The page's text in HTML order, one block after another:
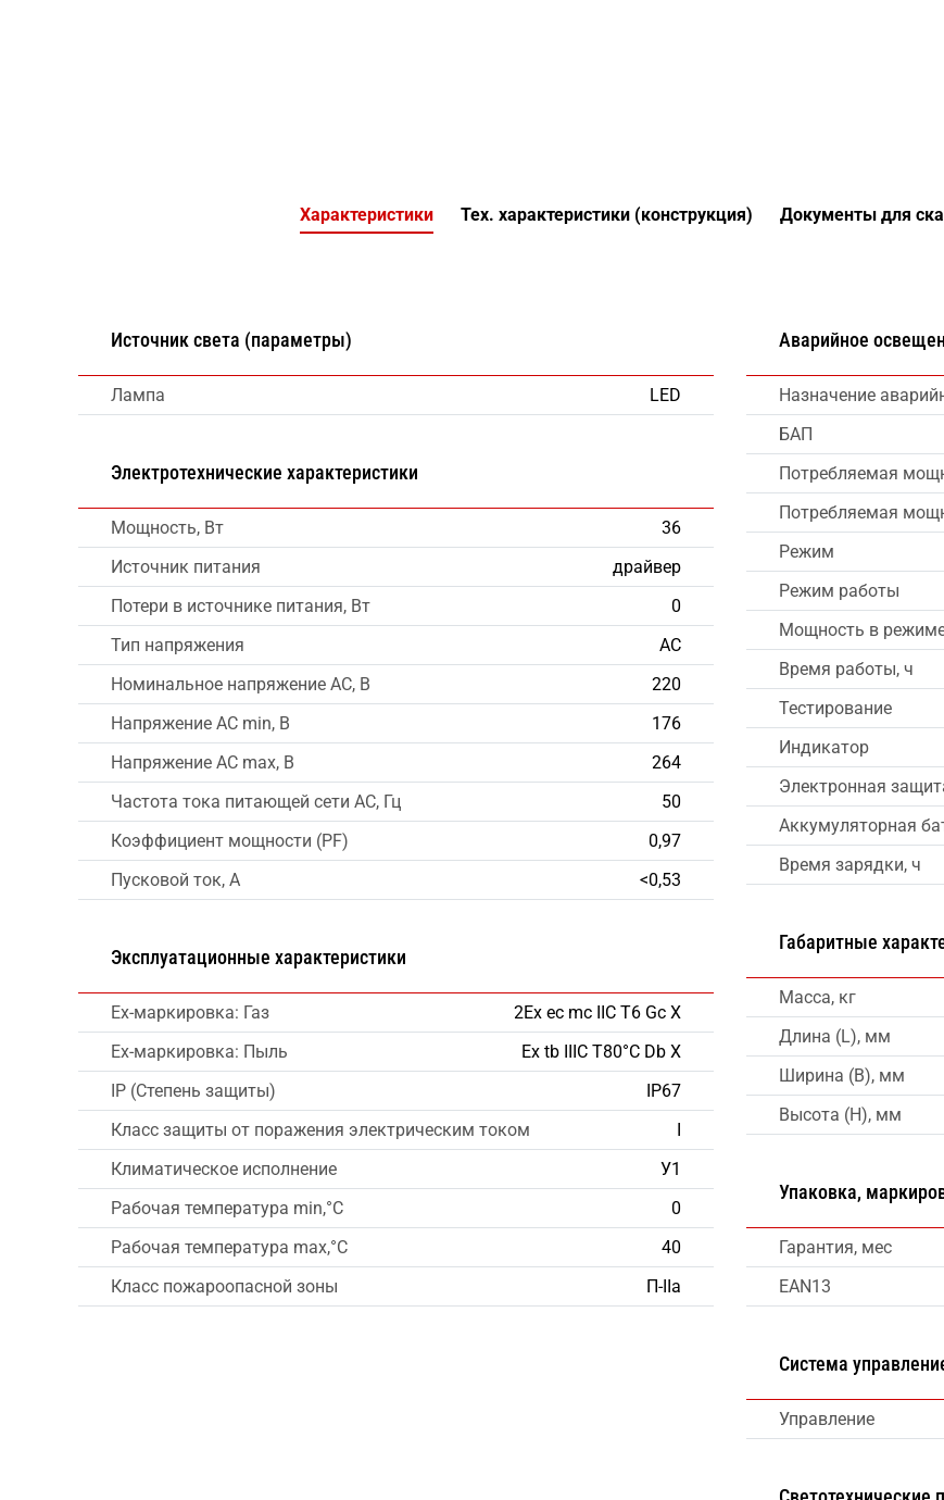
Характеристики Тех. характеристики (конструкция) Документы для
Источник света (параметры)
Лампа LED
Электротехнические характеристики
Мощность, Вт
36
Источник питания
драйвер
Потери в источнике питания, Вт
0
Тип напряжения
AC
Номинальное напряжение AC, В
220
Напряжение AC min, В
176
Напряжение AC max, В
264
Частота тока питающей сети AC, Гц
50
Коэффициент мощности (PF)
0,97
Пусковой ток, А
<0,53
Эксплуатационные характеристики
Ex-маркировка: Газ
2Ex ec mc IIС T6 Gc X
Ex-маркировка: Пыль
Ex tb IIIC T80°C Db X
IP (Степень защиты)
IP67
Класс защиты от поражения электрическим током
Климатическое исполнение
У1
Рабочая температура min,°C
0
Рабочая температура max,°C
40
Класс пожароопасной зоны
П-IIа
Аварийное
Назначение
БАП
Потребляемая
Потребляемая
Режим
Режим работы
Мощность в
Время работы, ч
Тестирование
Индикатор
Электронная
Аккумуляторная
Время зарядки, ч
Габаритные
Масса, кг
Длина (L), мм
Ширина (B), мм
Высота (H), мм
Упаковка,
Гарантия, мес
EAN13
Система
Управление